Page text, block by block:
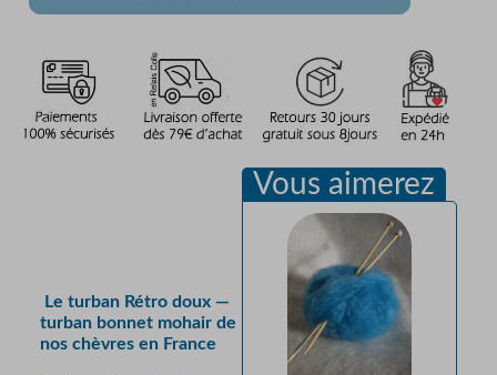
Le turban Rétro doux —
turban bonnet mohair de
nos chèvres en France
Vous aimerez